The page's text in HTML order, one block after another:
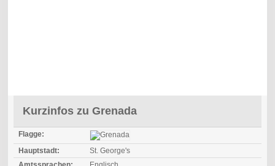
Kurzinfos zu Grenada
Flagge:
Hauptstadt:
St. George's